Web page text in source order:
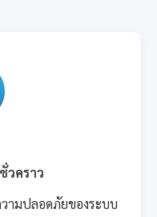
วคราว
ามปลอดภัยของระบบ